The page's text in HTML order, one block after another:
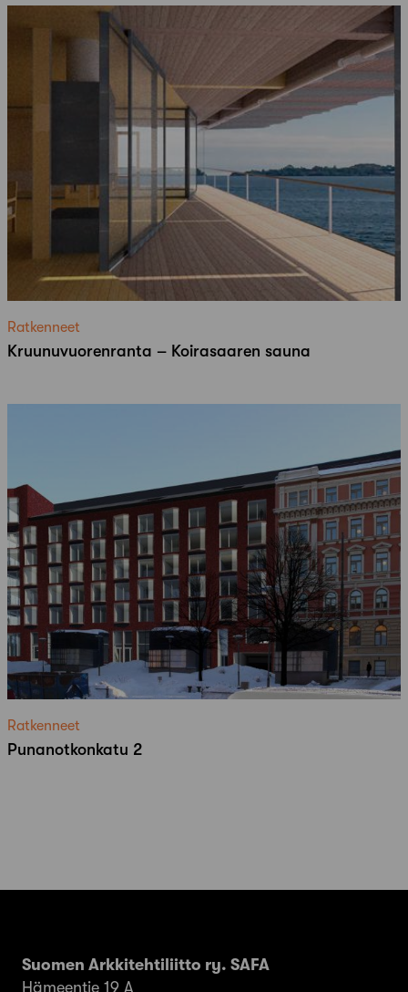
Ratkenneet
Kruunuvuorenranta – Koirasaaren sauna
Ratkenneet
Punanotkonkatu 2
Suomen Arkkitehtiliitto ry. SAFA
Hämeentie 19 A